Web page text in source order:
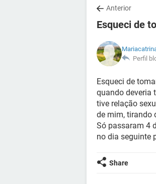
Anterior
Esqueci de
Perfil
Esqueci de
quando deveria
tive relação
de mim, tirando
Só passaram 4
no dia seguinte
Share